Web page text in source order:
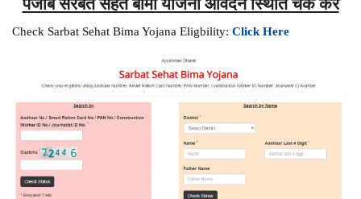
Check Sarbat Sehat Bima Yojana Eligbility:Click Here